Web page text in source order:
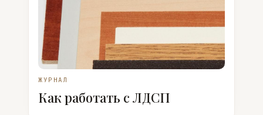
ЖУРНАЛ
Как работать с ЛДСП